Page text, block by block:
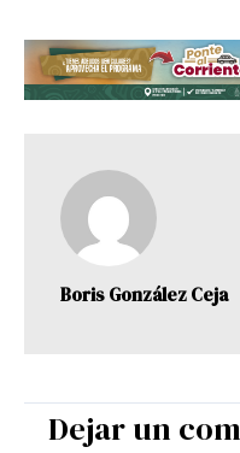
Boris González Ceja
Dejar un